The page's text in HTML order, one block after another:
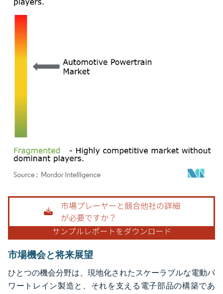
画像 © Mordor Intelligence。再利用にはCC BY 4.0の表示が必要です。
市場機会と将来展望
ひとつの機会分野は、現地化されたスケーラブルな電動パ
ワートレイン製造と、それを支える電子部品の構築であ